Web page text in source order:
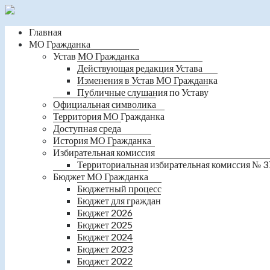
Главная
МО Гражданка
Устав МО Гражданка
Действующая редакция Устава
Изменения в Устав МО Гражданка
Публичные слушания по Уставу
Официальная символика
Территория МО Гражданка
Доступная среда
История МО Гражданка
Избирательная комиссия
Территориальная избирательная комиссия №
Бюджет МО Гражданка
Бюджетный процесс
Бюджет для граждан
Бюджет 2026
Бюджет 2025
Бюджет 2024
Бюджет 2023
Бюджет 2022